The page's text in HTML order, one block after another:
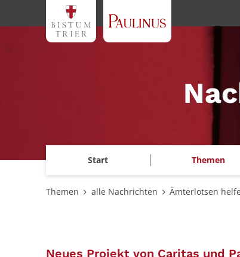
Zum Inhalt springen
Start Themen
Themen alle Nachrichten Ämterlotsen
Neues Projekt von Caritas und